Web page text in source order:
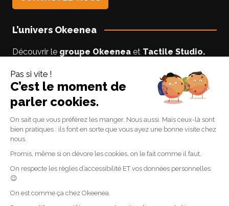
L’univers Okeenea
Découvrir le groupe Okeeneaet Tactile Studio.
Vous êtes un usager non-voyant ou malyoyant ?
Suivez le blogAccessibilite-DV
par Lise notre
experte accessibilité.
Suivez-nous
Linkedin
Facebook
Youtube